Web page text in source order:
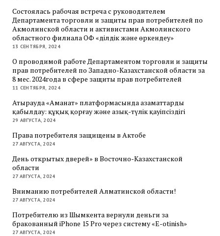
Состоялась рабочая встреча с руководителем
Департамента торговли и защиты прав потребителей по
Акмолинской области и активистами Акмолинского
областного филиала ОФ «Әділдік және өркендеу»
13 СЕНТЯБРЯ, 2024
О проводимой работе Департаментом торговли и защиты
прав потребителей по Западно-Казахстанской области за
8 мес. 2024года в сфере защиты прав потребителей
11 СЕНТЯБРЯ, 2024
Атырауда «Аманат» платформасында азаматтарды
қабылдау: құқық қорғау және азық-түлік қауіпсіздігі
29 АВГУСТА, 2024
Права потребителя защищены в Актобе
27 АВГУСТА, 2024
День открытых дверей» в Восточно-Казахстанской
области
27 АВГУСТА, 2024
Вниманию потребителей Алматинской области!
27 АВГУСТА, 2024
Потребителю из Шымкента вернули деньги за
бракованный iPhone 15 Pro через систему «E-otinish»
27 АВГУСТА, 2024